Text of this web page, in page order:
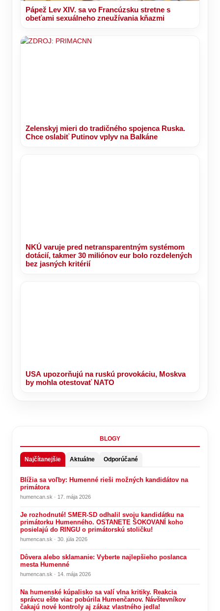
Pápež Lev XIV. sa vo Francúzsku stretne s
obeťami sexuálneho zneužívania kňazmi
Zelenskyj mieri do tradičného spojenca Ruska.
Chce oslabiť Putinov vplyv na Balkáne
NKÚ varuje pred netransparentným systémom
dotácií, takmer 30 miliónov eur bolo rozdelených
bez jasných kritérií
USA upozorňujú na ruskú provokáciu, Moskva
by mohla otestovať NATO
BLOGY
Najčítanejšie Aktuálne Odporúčané
Blížia sa voľby: Humenné rieši možných kandidátov na
primátora
humencan.sk · 17. mája 2026
Je rozhodnuté! SMER-SD odhalil svoju kandidátku na
primátorku Humenného. OSTANETE ŠOKOVANÍ koho
posielajú do RINGU o primátorskú stoličku!
humencan.sk · 30. júla 2026
Dôvera alebo sklamanie: Vyberte najlepšieho poslanca
mesta Humenné
humencan.sk · 14. mája 2026
Na humenské kúpalisko sa valí vlna kritiky. Reakcia
správcu ešte viac pobúrila Humenčanov. Návštevníkov
čakajú nové kontroly aj zákaz vlastného jedla!